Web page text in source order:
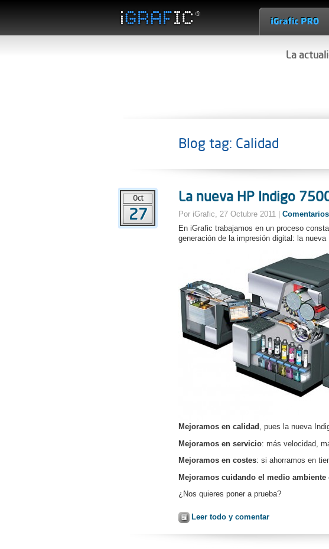
La
Blog tag: Calidad
Oct
27
La nueva HP Indigo
Por iGrafic, 27 Octubre 2011 | Comentarios
En iGrafic trabajamos en un proceso
generación de la impresión digital: la nueva
Mejoramos en calidad , pues la nueva
Mejoramos en servicio: más velocidad,
Mejoramos en costes: si ahorramos en
Mejoramos cuidando el medio ambiente
¿Nos quieres poner a prueba?
Leer todo y comentar